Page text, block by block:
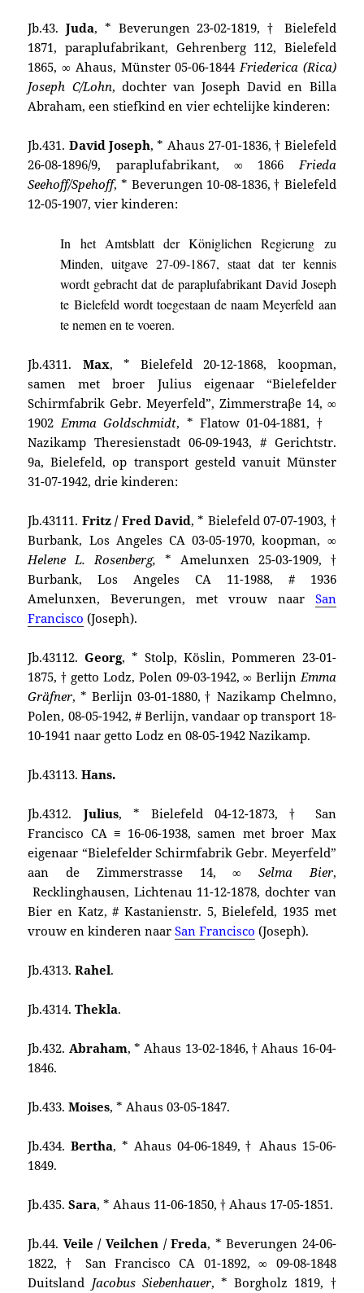
Jb.43.Juda, * Beverungen 23-02-1819, † Bielefeld
1871, paraplufabrikant, Gehrenberg 112, Bielefeld
1865, ∞ Ahaus, Münster 05-06-1844Friederica (Rica)
Joseph C/Lohn, dochter van Joseph David en Billa
Abraham, een stiefkind en vier echtelijke kinderen:
Jb.431. David Joseph, * Ahaus 27-01-1836, † Bielefeld
26-08-1896/9, para­plufabri­kant, ∞ 1866Frieda
Seehoff/Spehoff, * Beve­rungen 10-08-1836, † Biele­feld
12-05-1907, vier kinderen:
In het Amtsblatt der Königlichen Regierung zu
Minden, uitgave 27-09-1867, staat dat ter kennis
wordt gebracht dat de paraplufabrikant David Joseph
te Bielefeld wordt toegestaan de naamMeyerfeld aan
te nemen en te voeren.
Jb.4311. Max, * Bielefeld 20-12-1868, koopman,
samen met broer Julius eigenaar “Bielefelder
Schirmfabrik Gebr. Meyerfeld”, Zimmerstraβe 14, ∞
1902Emma Gold­schmidt, * Flatow 01-04-1881, †
Nazikamp Theresienstadt 06-09-1943, # Gerichtstr.
9a, Bielefeld, op transport gesteld vanuit Münster
31-07-1942, drie kinderen:
Jb.43111. Fritz / Fred David, * Bielefeld 07-07-1903, †
Burbank, Los Angeles CA 03-05-1970, koopman, ∞
Helene L. Rosenberg, * Amelunxen 25-03-1909, †
Burbank, Los Angeles CA 11-1988, # 1936
Amelunxen, Beverungen, met vrouw naar San
Francisco (Joseph).
Jb.43112.Georg, * Stolp, Köslin, Pommeren 23-01-
1875, † getto Lodz, Polen 09-03-1942, ∞ BerlijnEmma
Gräfner, * Berlijn 03-01-1880, † Nazikamp Chelmno,
Polen, 08-05-1942, # Berlijn, vandaar op transport 18-
10-1941 naar getto Lodz en 08-05-1942 Nazikamp.
Jb.43113.Hans.
Jb.4312. Julius, * Bielefeld 04-12-1873, † San
Francisco CA ≡ 16-06-1938, samen met broer Max
eigenaar “Bielefelder Schirmfabrik Gebr. Meyerfeld”
aan de Zimmerstrasse 14, ∞ Selma Bier,
Recklinghausen, Lichtenau 11-12-1878, dochter van
Bier en Katz, # Kastanienstr. 5, Bielefeld, 1935 met
vrouw en kinderen naarSan Francisco (Joseph).
Jb.4313.Rahel.
Jb.4314.Thekla.
Jb.432. Abraham, * Ahaus 13-02-1846, † Ahaus 16-04-
1846.
Jb.433.Moises, * Ahaus 03-05-1847.
Jb.434.Bertha, * Ahaus 04-06-1849, † Ahaus 15-06-
1849.
Jb.435.Sara, * Ahaus 11-06-1850, † Ahaus 17-05-1851.
Jb.44. Veile / Veilchen / Freda, * Beverungen 24-06-
1822, † San Francisco CA 01-1892, ∞ 09-08-1848
Duitsland Jacobus Siebenhauer, * Borgholz 1819, †